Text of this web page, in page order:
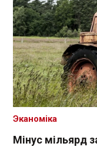
Мінус мільярд
Эканоміка